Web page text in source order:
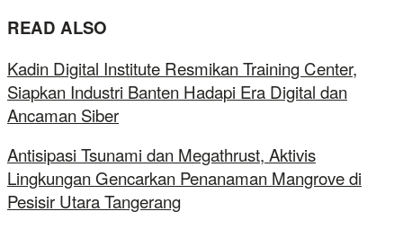
READ ALSO
Kadin Digital Institute Resmikan Training Center,
Siapkan Industri Banten Hadapi Era Digital dan
Ancaman Siber
Antisipasi Tsunami dan Megathrust, Aktivis
Lingkungan Gencarkan Penanaman Mangrove di
Pesisir Utara Tangerang